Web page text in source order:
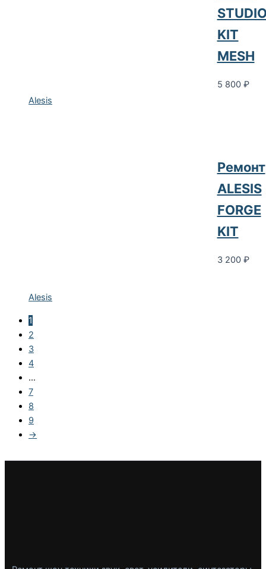
Alesis
KIT
MESH
5 800 ₽
Alesis
Ремонт
ALESIS
FORGE
KIT
3 200 ₽
1
2
3
4
…
7
8
9
→